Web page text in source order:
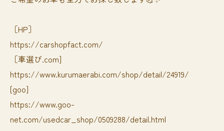
［HP］
https://carshopfact.com/
［車選び.com]
https://www.kurumaerabi.com/shop/detail/24919/
[goo]
https://www.goo-
net.com/usedcar_shop/0509288/detail.html